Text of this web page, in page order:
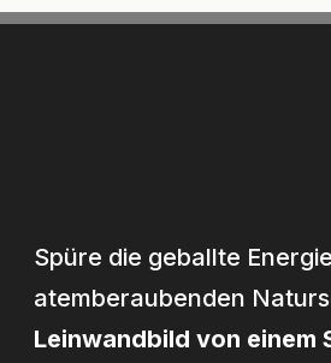
Spüre die geballte
atemberaubenden
Leinwandbild von einem